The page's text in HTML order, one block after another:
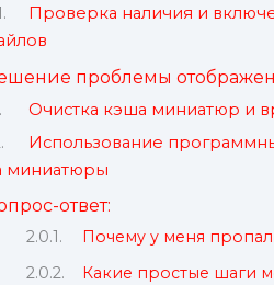
Проверка наличия и
проблемы
Очистка кэша миниатюр и
Использование
миниатюры
ответ:
Почему у меня
Какие простые шаги